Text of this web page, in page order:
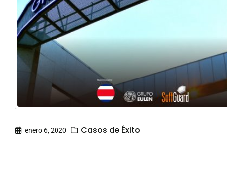
enero 6, 2020 Casos de Éxito